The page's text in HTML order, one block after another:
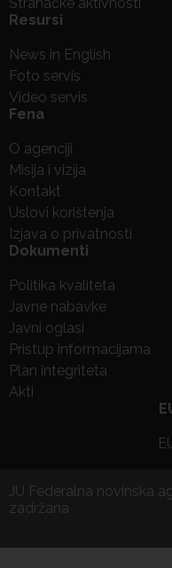
Resursi
News in English
Foto servis
Video servis
Fena
O agenciji
Misija i vizija
Kontakt
Uslovi korištenja
Izjava o privatnosti
Dokumenti
Politika kvaliteta
Javne nabavke
Javni oglasi
Pristup informacijama
Plan integriteta
Akti
JU Federalna novinska
zadržana